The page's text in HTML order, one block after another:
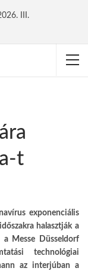
t
exponenciális
halasztják a
Düsseldorf
technológiai
az interjúban a